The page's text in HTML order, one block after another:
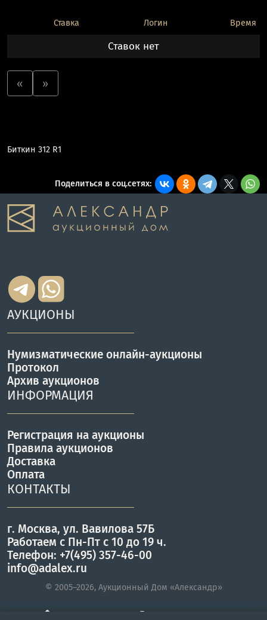
Ставка Логин Время
Ставок нет
« »
Биткин 312 R1
Поделиться в соц.сетях:
АУКЦИОНЫ
Нумизматические онлайн-аукционы
Протокол
Архив аукционов
ИНФОРМАЦИЯ
Регистрация на аукционы
Правила аукционов
Доставка
Оплата
КОНТАКТЫ
г. Москва, ул. Вавилова 57Б
Работаем с Пн-Пт с 10 до 19 ч.
Телефон: +7(495) 357-46-00
info@adalex.ru
© 2005–2026, Аукционный Дом «Александр»